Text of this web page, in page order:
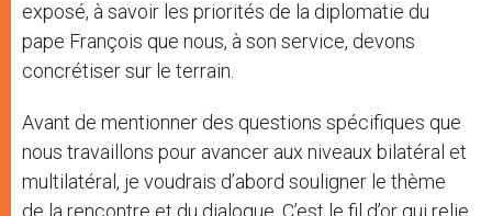
exposé, à savoir les priorités de la diplomatie du
pape François que nous, à son service, devons
concrétiser sur le terrain.
Avant de mentionner des questions spécifiques que
nous travaillons pour avancer aux niveaux bilatéral et
multilatéral, je voudrais d’abord souligner le thème
de la rencontre et du dialogue. C’est le fil d’or qui relie